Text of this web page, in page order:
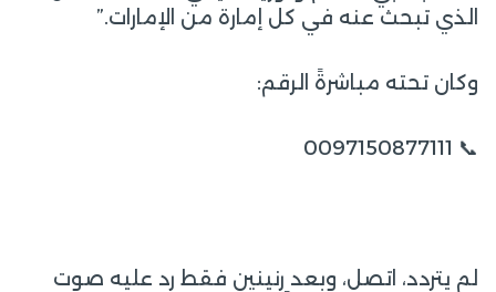
الذي تبحث عنه في كل إمارة من الإمارات.”
وكان تحته مباشرةً الرقم:
📞 0097150877111
لم يتردد، اتصل، وبعد رنينين فقط رد عليه صوت